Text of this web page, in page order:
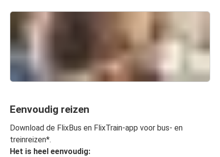
Eenvoudig reizen
Download de FlixBus en FlixTrain-app voor bus- en
treinreizen*.
Het is heel eenvoudig: